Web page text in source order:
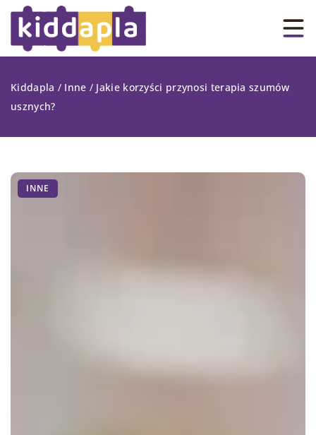
Kiddapla / Inne / Jakie korzyści przynosi terapia szumów
usznych?
INNE